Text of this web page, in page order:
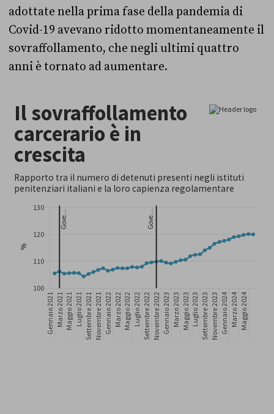
adottate nella prima fase della pandemia di
Covid-19 avevano ridotto momentaneamente il
sovraffollamento, che negli ultimi quattro
anni è tornato ad aumentare.